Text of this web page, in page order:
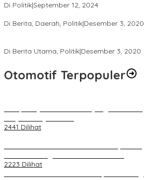
Di Politik|September 12, 2024
Di Berita, Daerah, Politik|Desember 3, 2020
Di Berita Utama, Politik|Desember 3, 2020
Otomotif Terpopuler
2441 Dilihat
2223 Dilihat